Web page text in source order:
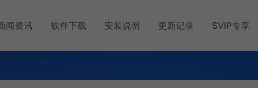
闻资讯 软件下载 安装说明 更新记录 SVIP专享